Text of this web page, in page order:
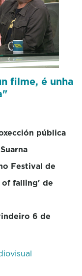
filme, é unha
pública
Festival de
of falling' de
6 de